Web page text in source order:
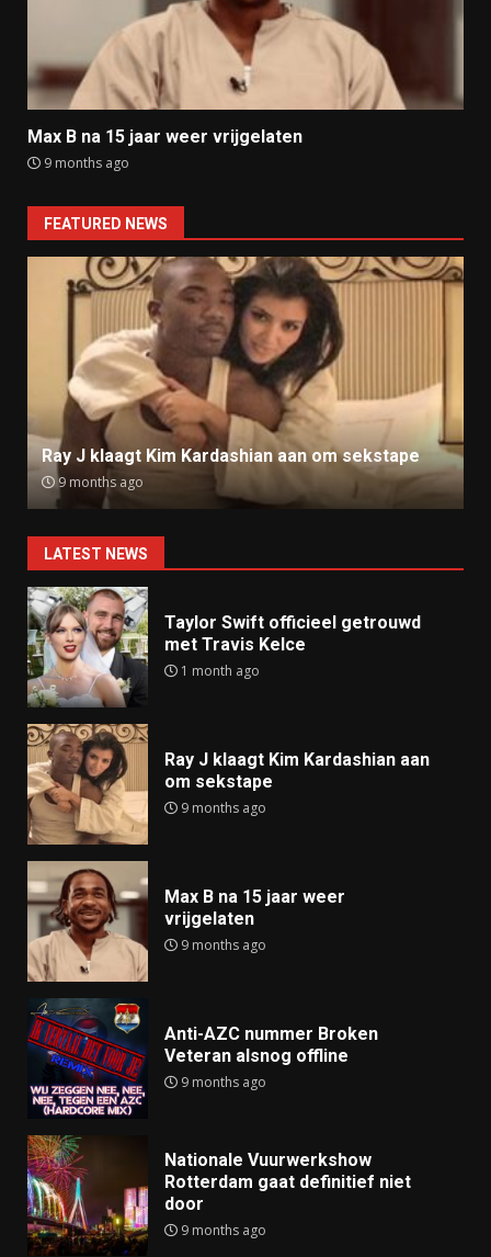
Max B na 15 jaar weer vrijgelaten
9 months ago
FEATURED NEWS
Ray J klaagt Kim Kardashian aan om sekstape
9 months ago
LATEST NEWS
Taylor Swift officieel getrouwd
met Travis Kelce
1 month ago
Ray J klaagt Kim Kardashian aan
om sekstape
9 months ago
Max B na 15 jaar weer
vrijgelaten
9 months ago
Anti-AZC nummer Broken
Veteran alsnog offline
9 months ago
Nationale Vuurwerkshow
Rotterdam gaat definitief niet
door
9 months ago